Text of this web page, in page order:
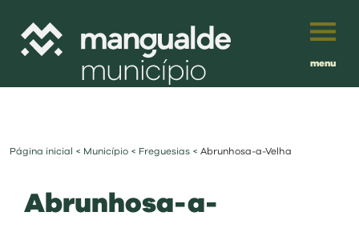
menu
viver
Português
Página inicial < Município < Freguesias < Abrunhosa-a-Velha
Abrunhosa-a-